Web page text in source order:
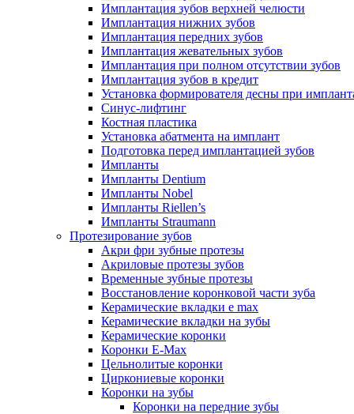
Имплантация зубов верхней челюсти
Имплантация нижних зубов
Имплантация передних зубов
Имплантация жевательных зубов
Имплантация при полном отсутствии зубов
Имплантация зубов в кредит
Установка формирователя десны при
Синус-лифтинг
Костная пластика
Установка абатмента на имплант
Подготовка перед имплантацией зубов
Импланты
Импланты Dentium
Импланты Nobel
Импланты Riellen’s
Импланты Straumann
Протезирование зубов
Акри фри зубные протезы
Акриловые протезы зубов
Временные зубные протезы
Восстановление коронковой части зуба
Керамические вкладки e max
Керамические вкладки на зубы
Керамические коронки
Коронки E-Max
Цельнолитые коронки
Циркониевые коронки
Коронки на зубы
Коронки на передние зубы